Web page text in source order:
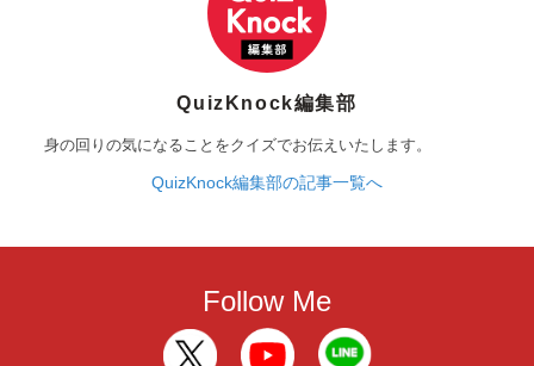
QuizKnock編集部
身の回りの気になることをクイズでお伝えいたします。
QuizKnock編集部の記事一覧へ
Follow Me